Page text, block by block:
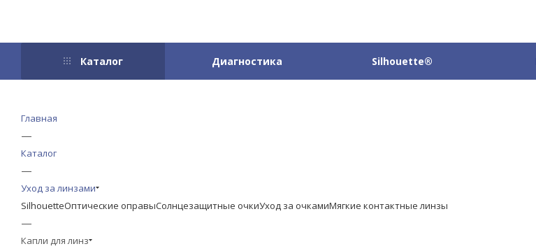
Каталог Диагностика Silhouette®
Главная
—
Каталог
—
Уход за линзами
SilhouetteОптические оправыСолнцезащитные очкиУход за очкамиМягкие контактные линзы
—
Капли для линз